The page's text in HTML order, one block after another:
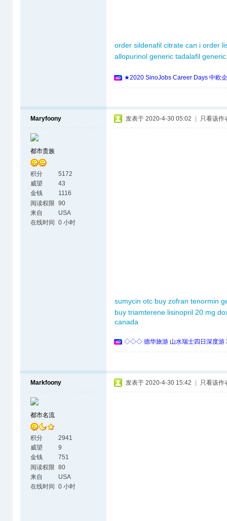
order sildenafil citrate can i order
allopurinol generic tadalafil generic
★2020 SinoJobs Career Days 中欧
Maryfoony
都市贵族
积分
5172
威望
43
金钱
1116
阅读权限 90
来自
USA
在线时间
0 小时
发表于 2020-4-30 05:02 只看该作
sumycin otc buy zofran tenormin
buy triamterene lisinopril 20 mg
canada
◇◇◇ 德华旅游 山水瑞士四日深度
Markfoony
都市名流
积分
2941
威望
9
金钱
751
阅读权限 80
来自
USA
在线时间
0 小时
发表于 2020-4-30 15:42 只看该作